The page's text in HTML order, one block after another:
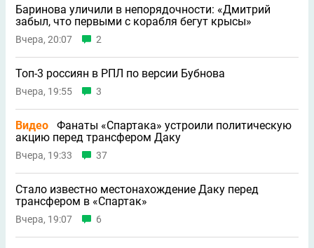
Баринова уличили в непорядочности: «Дмитрий
забыл, что первыми с корабля бегут крысы»
Вчера, 20:07 2
Топ-3 россиян в РПЛ по версии Бубнова
Вчера, 19:55 3
Видео
Фанаты «Спартака» устроили политическую
акцию перед трансфером Даку
Вчера, 19:33 37
Стало известно местонахождение Даку перед
трансфером в «Спартак»
Вчера, 19:07 6